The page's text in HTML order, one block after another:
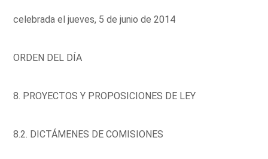
celebrada el jueves, 5 de junio de 2014
ORDEN DEL DÍA
8. PROYECTOS Y PROPOSICIONES DE LEY
8.2. DICTÁMENES DE COMISIONES